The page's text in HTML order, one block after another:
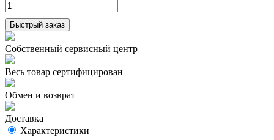
Быстрый заказ
Собственный сервисный центр
Весь товар сертифицирован
Обмен и возврат
Доставка
Характеристики